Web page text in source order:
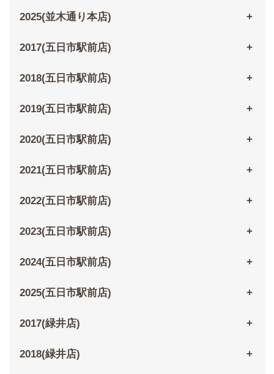
2025(並木通り本店)
2017(五日市駅前店)
2018(五日市駅前店)
2019(五日市駅前店)
2020(五日市駅前店)
2021(五日市駅前店)
2022(五日市駅前店)
2023(五日市駅前店)
2024(五日市駅前店)
2025(五日市駅前店)
2017(緑井店)
2018(緑井店)